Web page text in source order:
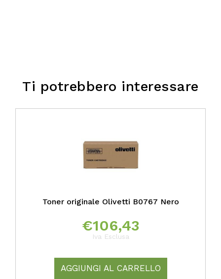
Ti potrebbero interessare
Toner originale Olivetti B0767 Nero
€106,43
Iva Esclusa
AGGIUNGI AL CARRELLO